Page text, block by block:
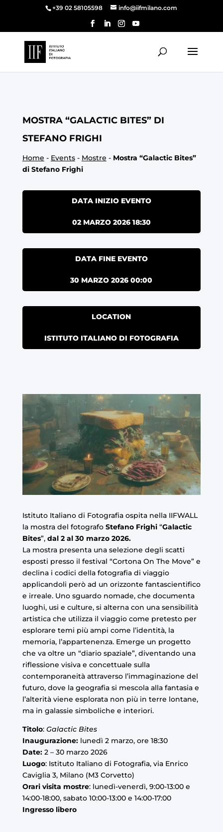
+39 02 58105598 info@iifmilano.com
MOSTRA “GALACTIC BITES” DI
STEFANO FRIGHI
Home - Events- Mostre - Mostra “Galactic Bites”
di Stefano Frighi
DATA INIZIO EVENTO
02 MARZO 2026 18:30
DATA FINE EVENTO
30 MARZO 2026 00:00
LOCATION
ISTITUTO ITALIANO DI FOTOGRAFIA
Istituto Italiano di Fotografia ospita nella IIFWALL
la mostra del fotografo Stefano Frighi“Galactic
Bites”, dal 2 al 30 marzo 2026.
La mostra presenta una selezione degli scatti
esposti presso il festival “Cortona On The Move” e
declina i codici della fotografia di viaggio
applicandoli però ad un orizzonte fantascientifico
e irreale. Uno sguardo nomade, che documenta
luoghi, usi e culture, si alterna con una sensibilità
artistica che utilizza il viaggio come pretesto per
esplorare temi più ampi come l’identità, la
memoria, l’appartenenza. Emerge un progetto
che va oltre un “diario spaziale”, diventando una
riflessione visiva e concettuale sulla
contemporaneità attraverso l’immaginazione del
futuro, dove la geografia si mescola alla fantasia e
l’alterità viene esplorata non più in terre lontane,
ma in galassie simboliche e interiori.
Titolo:Galactic Bites
Inaugurazione: lunedì 2 marzo, ore 18:30
Date: 2 – 30 marzo 2026
Luogo: Istituto Italiano di Fotografia, via Enrico
Caviglia 3, Milano (M3 Corvetto)
Orari visita mostre: lunedì-venerdì, 9:00-13:00 e
14:00-18:00, sabato 10:00-13:00 e 14:00-17:00
Ingresso libero